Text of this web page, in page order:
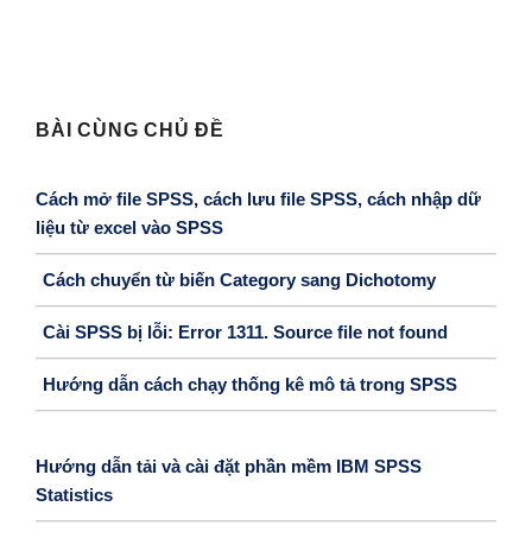
BÀI CÙNG CHỦ ĐỀ
Cách mở file SPSS, cách lưu file SPSS, cách nhập dữ
liệu từ excel vào SPSS
Cách chuyển từ biến Category sang Dichotomy
Cài SPSS bị lỗi: Error 1311. Source file not found
Hướng dẫn cách chạy thống kê mô tả trong SPSS
Hướng dẫn tải và cài đặt phần mềm IBM SPSS
Statistics